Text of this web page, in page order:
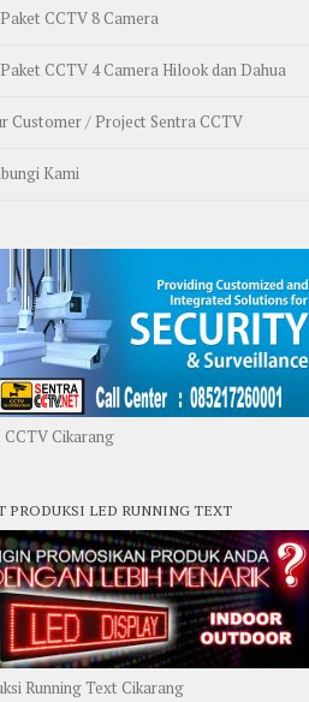
Paket CCTV 8 Camera
Paket CCTV 4 Camera Hilook dan Dahua
Customer / Project Sentra CCTV
Kami
CCTV Cikarang
PRODUKSI LED RUNNING TEXT
Running Text Cikarang